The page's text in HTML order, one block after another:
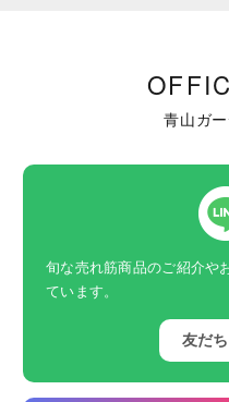
青山ガ
旬な売れ筋商品のご紹介や
ています。
友だ